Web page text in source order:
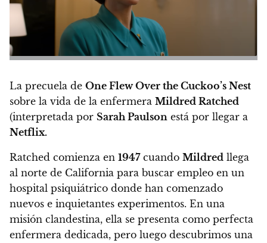
La precuela de One Flew Over the Cuckoo’s Nest
sobre la vida de la enfermera Mildred Ratched
(interpretada por Sarah Paulson está por llegar a
Netflix.
Ratched comienza en 1947cuando Mildred llega
al norte de California para buscar empleo en un
hospital psiquiátrico donde han comenzado
nuevos e inquietantes experimentos. En una
misión clandestina, ella se presenta como perfecta
enfermera dedicada, pero luego descubrimos una